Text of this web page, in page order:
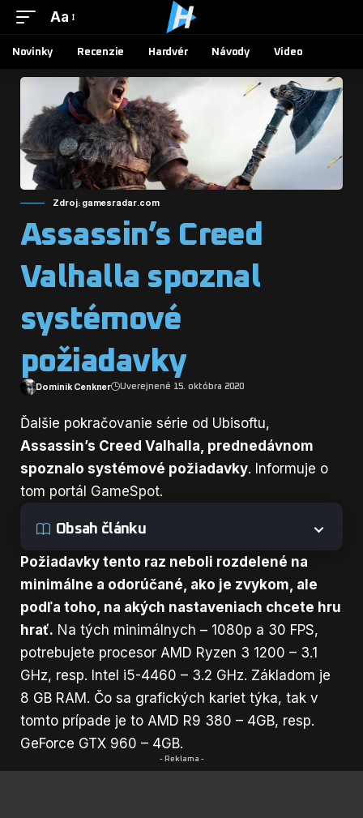
Aa
Novinky Recenzie Hardvér Návody Video
Zdroj: gamesradar.com
Assassin’s Creed
Valhalla spoznal
systémové
požiadavky
Dominik Cenkner Uverejnené 15. októbra 2020
Ďalšie pokračovanie série od Ubisoftu,
Assassin’s Creed Valhalla, prednedávnom
spoznalo systémové požiadavky. Informuje o
tom portál GameSpot.
Obsah článku
Požiadavky tento raz neboli rozdelené na
minimálne a odorúčané, ako je zvykom, ale
podľa toho, na akých nastaveniach chcete hru
hrať. Na tých minimálnych – 1080p a 30 FPS,
potrebujete procesor AMD Ryzen 3 1200 – 3.1
GHz, resp. Intel i5-4460 – 3.2 GHz. Základom je
8 GB RAM. Čo sa grafických kariet týka, tak v
tomto prípade je to AMD R9 380 – 4GB, resp.
GeForce GTX 960 – 4GB.
- Reklama -